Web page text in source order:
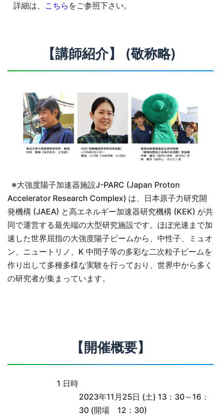
詳細は、 こちら をご参照下さい。
【講師紹介】 (敬称略)
※大強度陽子加速器施設J-PARC (Japan Proton
Accelerator Research Complex) は、日本原子力研究開
発機構 (JAEA) と高エネルギー加速器研究機構 (KEK) が共
同で運営する最先端の大型研究施設です。ほぼ光速まで加
速した世界屈指の大強度陽子ビームから、中性子、ミュオ
ン、ニュートリノ、K 中間子等の多彩な二次粒子ビームを
作り出して多種多様な実験を行っており、世界中から多く
の研究者が集まっています。
【開催概要】
1 日時
2023年11月25日 (土) 13：30～16：
30 (開場 12：30)